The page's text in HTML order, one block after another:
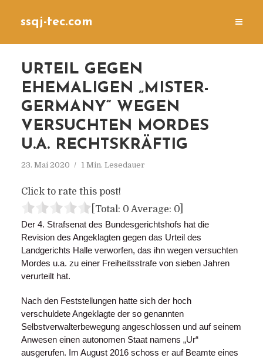
ssqj-tec.com
URTEIL GEGEN
EHEMALIGEN „MISTER-
GERMANY“ WEGEN
VERSUCHTEN MORDES
U.A. RECHTSKRÄFTIG
23. Mai 2020 1 Min. Lesedauer
Click to rate this post!
[Total: 0 Average: 0]
Der 4. Strafsenat des Bundesgerichtshofs hat die
Revision des Angeklagten gegen das Urteil des
Landgerichts Halle verworfen, das ihn wegen versuchten
Mordes u.a. zu einer Freiheitsstrafe von sieben Jahren
verurteilt hat.
Nach den Feststellungen hatte sich der hoch
verschuldete Angeklagte der so genannten
Selbstverwalterbewegung angeschlossen und auf seinem
Anwesen einen autonomen Staat namens „Ur“
ausgerufen. Im August 2016 schoss er auf Beamte eines